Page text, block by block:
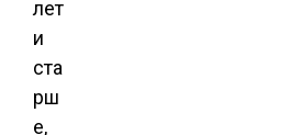
лет
и
ста
рш
е,